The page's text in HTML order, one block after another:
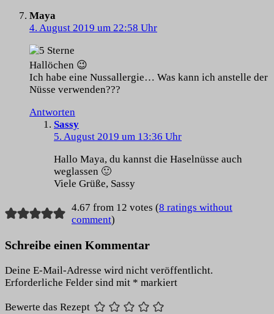
Maya
4. August 2019 um 22:58 Uhr
Hallöchen 😉
Ich habe eine Nussallergie… Was kann ich anstelle der
Nüsse verwenden???
Antworten
Sassy
5. August 2019 um 13:36 Uhr
Hallo Maya, du kannst die Haselnüsse auch
weglassen 🙂
Viele Grüße, Sassy
4.67 from 12 votes (8 ratings without
comment)
Schreibe einen Kommentar
Deine E-Mail-Adresse wird nicht veröffentlicht.
Erforderliche Felder sind mit * markiert
Bewerte das Rezept